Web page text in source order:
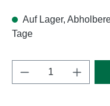
Auf Lager,
Tage
Produkt